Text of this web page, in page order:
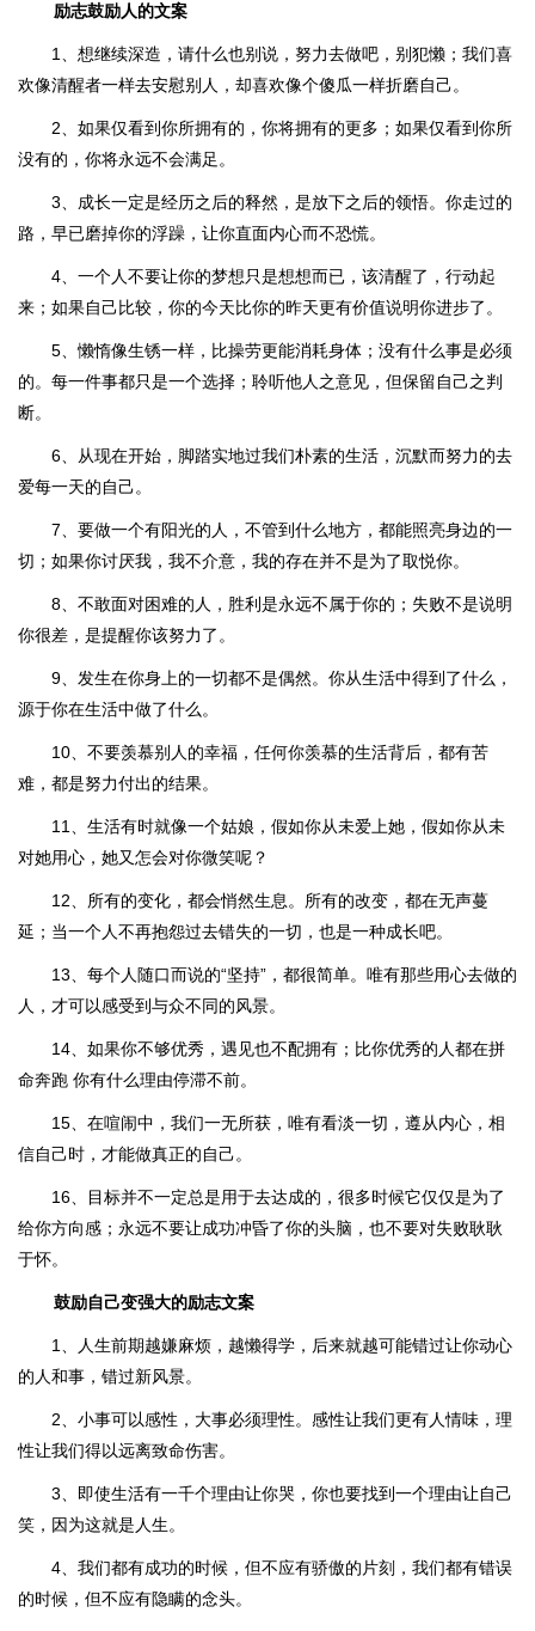
励志鼓励人的文案
1、想继续深造，请什么也别说，努力去做吧，别犯懒；我们喜
欢像清醒者一样去安慰别人，却喜欢像个傻瓜一样折磨自己。
2、如果仅看到你所拥有的，你将拥有的更多；如果仅看到你所
没有的，你将永远不会满足。
3、成长一定是经历之后的释然，是放下之后的领悟。你走过的
路，早已磨掉你的浮躁，让你直面内心而不恐慌。
4、一个人不要让你的梦想只是想想而已，该清醒了，行动起
来；如果自己比较，你的今天比你的昨天更有价值说明你进步了。
5、懒惰像生锈一样，比操劳更能消耗身体；没有什么事是必须
的。每一件事都只是一个选择；聆听他人之意见，但保留自己之判
断。
6、从现在开始，脚踏实地过我们朴素的生活，沉默而努力的去
爱每一天的自己。
7、要做一个有阳光的人，不管到什么地方，都能照亮身边的一
切；如果你讨厌我，我不介意，我的存在并不是为了取悦你。
8、不敢面对困难的人，胜利是永远不属于你的；失败不是说明
你很差，是提醒你该努力了。
9、发生在你身上的一切都不是偶然。你从生活中得到了什么，
源于你在生活中做了什么。
10、不要羡慕别人的幸福，任何你羡慕的生活背后，都有苦
难，都是努力付出的结果。
11、生活有时就像一个姑娘，假如你从未爱上她，假如你从未
对她用心，她又怎会对你微笑呢？
12、所有的变化，都会悄然生息。所有的改变，都在无声蔓
延；当一个人不再抱怨过去错失的一切，也是一种成长吧。
13、每个人随口而说的“坚持”，都很简单。唯有那些用心去做的
人，才可以感受到与众不同的风景。
14、如果你不够优秀，遇见也不配拥有；比你优秀的人都在拼
命奔跑 你有什么理由停滞不前。
15、在喧闹中，我们一无所获，唯有看淡一切，遵从内心，相
信自己时，才能做真正的自己。
16、目标并不一定总是用于去达成的，很多时候它仅仅是为了
给你方向感；永远不要让成功冲昏了你的头脑，也不要对失败耿耿
于怀。
鼓励自己变强大的励志文案
1、人生前期越嫌麻烦，越懒得学，后来就越可能错过让你动心
的人和事，错过新风景。
2、小事可以感性，大事必须理性。感性让我们更有人情味，理
性让我们得以远离致命伤害。
3、即使生活有一千个理由让你哭，你也要找到一个理由让自己
笑，因为这就是人生。
4、我们都有成功的时候，但不应有骄傲的片刻，我们都有错误
的时候，但不应有隐瞒的念头。